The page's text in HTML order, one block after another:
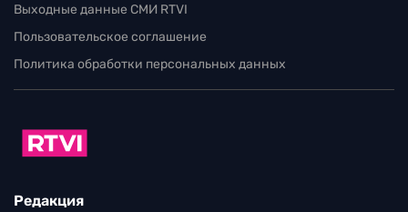
Выходные данные СМИ RTVI
Пользовательское соглашение
Политика обработки персональных данных
Редакция